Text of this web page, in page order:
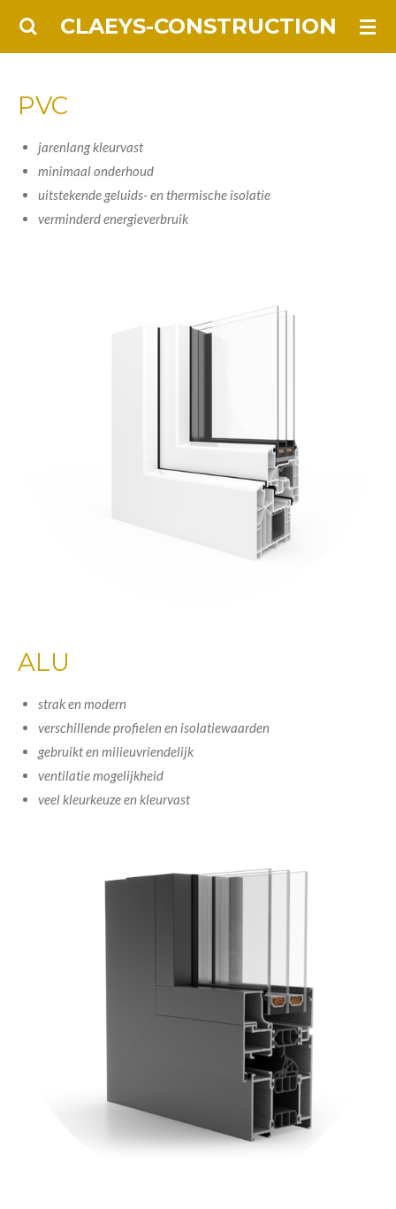
Ga
hoofdinhoud
CLAEYS-CONSTRUCTION
PVC
jarenlang kleurvast
minimaal onderhoud
uitstekende geluids- en thermische isolatie
verminderd energieverbruik
ALU
strak en modern
verschillende profielen en isolatiewaarden
gebruikt en milieuvriendelijk
ventilatie mogelijkheid
veel kleurkeuze en kleurvast